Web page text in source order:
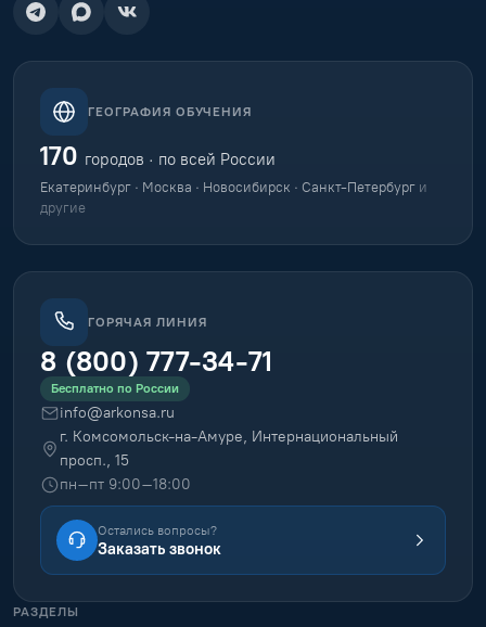
ГЕОГРАФИЯ ОБУЧЕНИЯ
170 городов · по всей России
Екатеринбург · Москва · Новосибирск · Санкт-Петербург и
другие
ГОРЯЧАЯ ЛИНИЯ
8 (800) 777-34-71
Бесплатно по России
info@arkonsa.ru
г. Комсомольск-на-Амуре, Интернациональный
просп., 15
пн–пт 9:00–18:00
Остались вопросы?
Заказать звонок
РАЗДЕЛЫ